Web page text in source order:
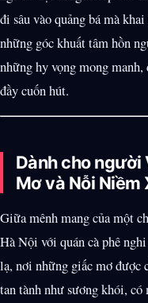
đi sâu vào quảng bá mà
những góc khuất tâm hồn
những hy vọng mong
đầy cuốn hút.
Dành cho người
Mơ và Nỗi Niềm
Giữa mênh mang của một
Hà Nội với quán cà phê
lạ, nơi những giấc mơ được
tan tành như sương khói,